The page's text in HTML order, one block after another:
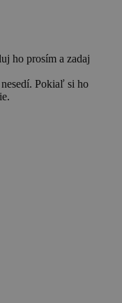
ho prosím a zadaj
Pokiaľ si ho